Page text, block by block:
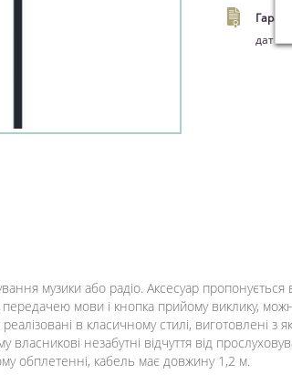
дати
музики або радіо. Аксесуар
мови і кнопка прийому виклику,
в класичному стилі, виготовлені
незабутні відчуття від
обплетенні, кабель має довжину 1,2 м.